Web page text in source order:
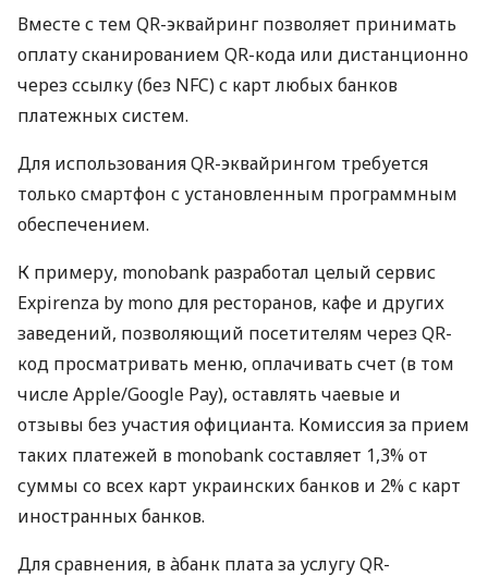
Вместе с тем QR-эквайринг позволяет принимать
оплату сканированием QR-кода или дистанционно
через ссылку (без NFC) с карт любых банков
платежных систем.
Для использования QR-эквайрингом требуется
только смартфон с установленным программным
обеспечением.
К примеру, monobank разработал целый сервис
Expirenza by mono для ресторанов, кафе и других
заведений, позволяющий посетителям через QR-
код просматривать меню, оплачивать счет (в том
числе Apple/Google Pay), оставлять чаевые и
отзывы без участия официанта. Комиссия за прием
таких платежей в monobank составляет 1,3% от
суммы со всех карт украинских банков и 2% с карт
иностранных банков.
Для сравнения, в àбанк плата за услугу QR-